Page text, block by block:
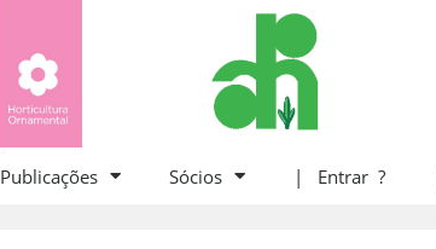
Publicações Sócios | Entrar ?